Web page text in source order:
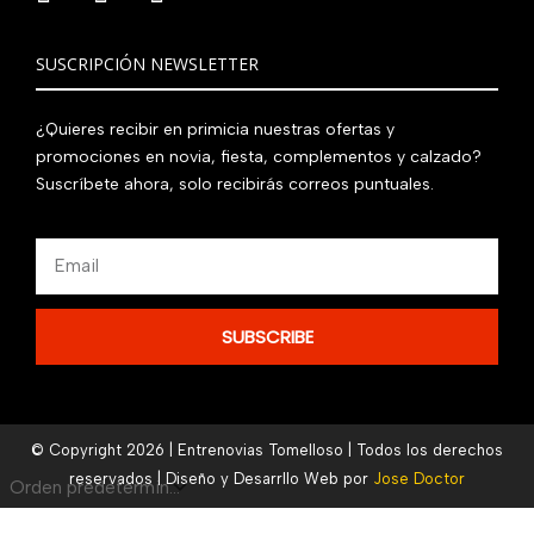
SUSCRIPCIÓN NEWSLETTER
¿Quieres recibir en primicia nuestras ofertas y
promociones en novia, fiesta, complementos y calzado?
Suscríbete ahora, solo recibirás correos puntuales.
SUBSCRIBE
© Copyright 2026 | Entrenovias Tomelloso | Todos los derechos
reservados | Diseño y Desarrllo Web por Jose Doctor